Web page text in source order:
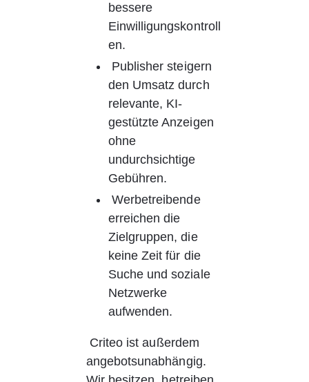
bessere
Einwilligungskontroll
en.
den Umsatz durch
relevante, KI-
gestützte Anzeigen
ohne
undurchsichtige
Gebühren.
erreichen die
Zielgruppen, die
keine Zeit für die
Suche und soziale
Netzwerke
aufwenden.
angebotsunabhängig.